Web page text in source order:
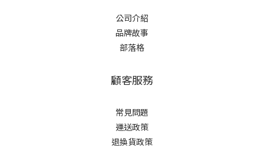
公司介紹
品牌故事
部落格
顧客服務
常見問題
運送政策
退換貨政策